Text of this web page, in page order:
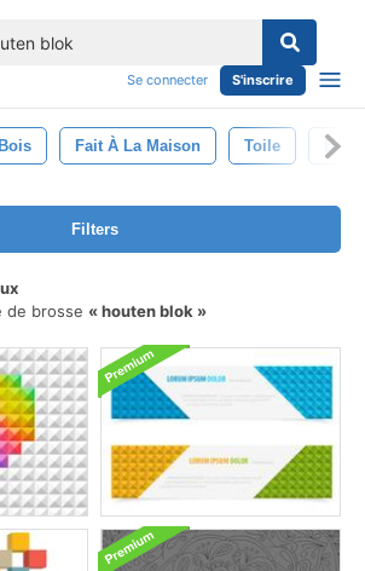
Se connecter S'inscrire
Fait À La Maison Toile Bloc
Filters
de brosse
houten blok